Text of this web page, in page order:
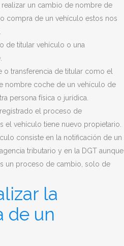
realizar un cambio de nombre de
compra de un vehículo estos nos
de titular vehículo o una
transferencia de titular como el
nombre coche de un vehículo de
persona física o jurídica.
el proceso de
el vehículo tiene nuevo propietario.
consiste en la notificación de un
tributario y en la DGT aunque
un proceso de cambio, solo de
la
de un